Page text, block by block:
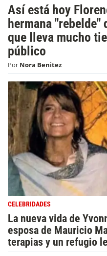
Así está hoy
hermana
que lleva mucho
público
Por Nora Benitez
CELEBRIDADES
La nueva vida de
esposa de Mauricio
terapias y un refugio